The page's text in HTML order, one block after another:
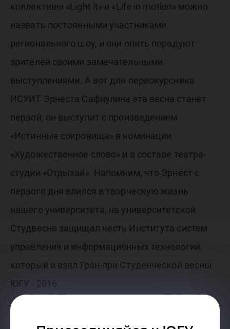
коллективы «Light it» и «Life in motion» можно
назвать постоянными участниками
регионального шоу, и они опять порадуют
зрителей своими замечательными
выступлениями. А вот для первокурсника
ИСУИТ Эрнеста Сафиулина эта весна станет
первой, он выступит с произведением
«Истинные сокровища» в номинации
«Художественное слово» и в составе театра-
студии «Отдыхай». Напомним, что Эрнест с
первого дня влился в творческую жизнь
нашего университета, на университетской
Студвесне защищал честь Института систем
управления и информационных технологий,
который и взял Гран-при Студенческой весны
ЮГУ - 2016.